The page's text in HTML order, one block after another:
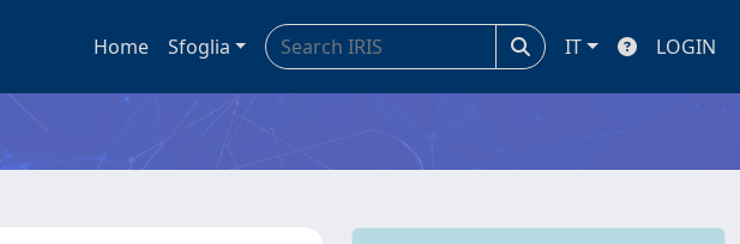
Home Sfoglia IT LOGIN